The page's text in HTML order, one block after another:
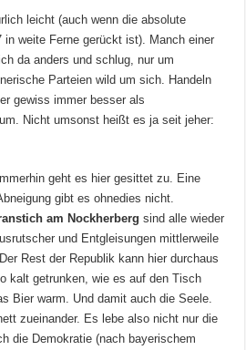
leicht (auch wenn die absolute
in weite Ferne gerückt ist). Manch einer
da anders und schlug, nur um
Parteien wild um sich. Handeln
gewiss immer besser als
Nicht umsonst heißt es ja seit jeher:
geht es hier gesittet zu. Eine
gibt es ohnedies nicht.
am Nockherberg sind alle wieder
und Entgleisungen mittlerweile
Rest der Republik kann hier durchaus
kalt getrunken, wie es auf den Tisch
Bier warm. Und damit auch die Seele.
zueinander. Es lebe also nicht nur die
die Demokratie (nach bayerischem